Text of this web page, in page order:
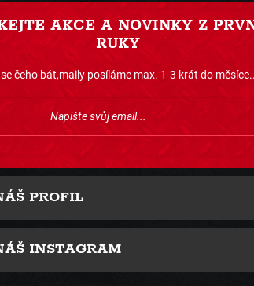
AKCE A NOVINKY Z
RUKY
čeho bát,maily posíláme max. 1-3 krát do
PROFIL
INSTAGRAM